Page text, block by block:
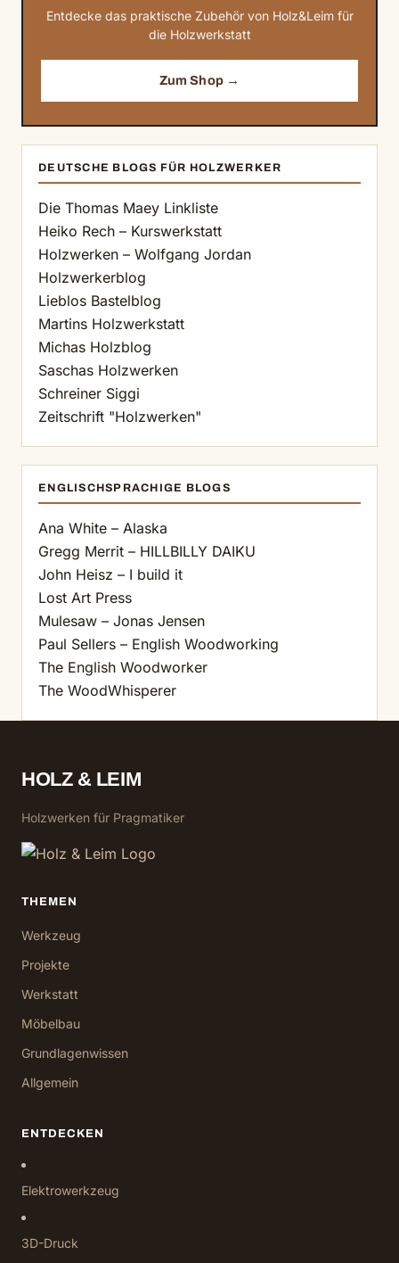
Entdecke das praktische Zubehör von Holz&Leim für
die Holzwerkstatt
Zum Shop →
DEUTSCHE BLOGS FÜR HOLZWERKER
Die Thomas Maey Linkliste
Heiko Rech – Kurswerkstatt
Holzwerken – Wolfgang Jordan
Holzwerkerblog
Lieblos Bastelblog
Martins Holzwerkstatt
Michas Holzblog
Saschas Holzwerken
Schreiner Siggi
Zeitschrift "Holzwerken"
ENGLISCHSPRACHIGE BLOGS
Ana White – Alaska
Gregg Merrit – HILLBILLY DAIKU
John Heisz – I build it
Lost Art Press
Mulesaw – Jonas Jensen
Paul Sellers – English Woodworking
The English Woodworker
The WoodWhisperer
HOLZ & LEIM
Holzwerken für Pragmatiker
THEMEN
Werkzeug
Projekte
Werkstatt
Möbelbau
Grundlagenwissen
Allgemein
ENTDECKEN
Elektrowerkzeug
3D-Druck